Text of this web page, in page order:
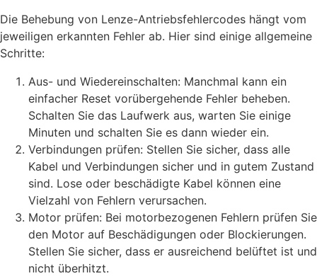
Die Behebung von Lenze-Antriebsfehlercodes hängt vom
jeweiligen erkannten Fehler ab. Hier sind einige allgemeine
Schritte:
Aus- und Wiedereinschalten: Manchmal kann ein
einfacher Reset vorübergehende Fehler beheben.
Schalten Sie das Laufwerk aus, warten Sie einige
Minuten und schalten Sie es dann wieder ein.
Verbindungen prüfen: Stellen Sie sicher, dass alle
Kabel und Verbindungen sicher und in gutem Zustand
sind. Lose oder beschädigte Kabel können eine
Vielzahl von Fehlern verursachen.
Motor prüfen: Bei motorbezogenen Fehlern prüfen Sie
den Motor auf Beschädigungen oder Blockierungen.
Stellen Sie sicher, dass er ausreichend belüftet ist und
nicht überhitzt.